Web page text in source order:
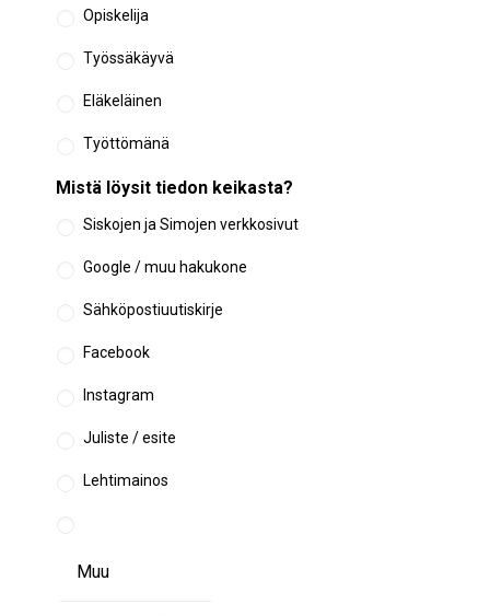
Opiskelija
Työssäkäyvä
Eläkeläinen
Työttömänä
Mistä löysit tiedon keikasta?
Siskojen ja Simojen verkkosivut
Google / muu hakukone
Sähköpostiuutiskirje
Facebook
Instagram
Juliste / esite
Lehtimainos